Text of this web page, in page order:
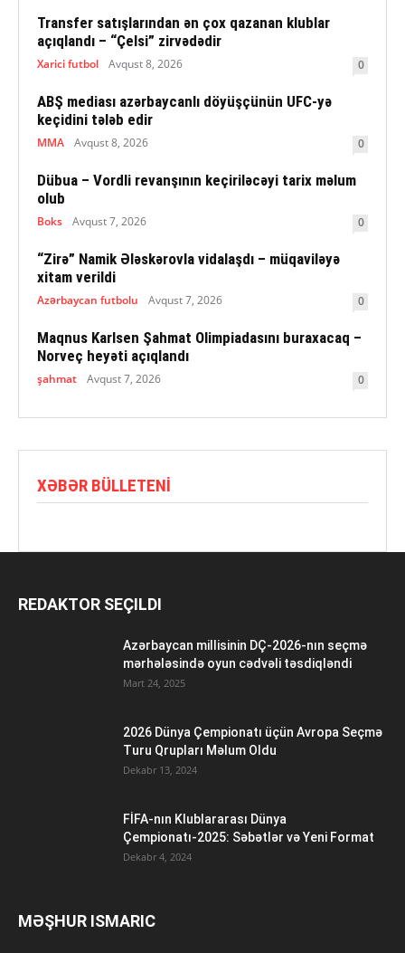
Transfer satışlarından ən çox qazanan klublar
açıqlandı – “Çelsi” zirvədədir
Xarici futbol Avqust 8, 2026 0
ABŞ mediası azərbaycanlı döyüşçünün UFC-yə
keçidini tələb edir
MMA Avqust 8, 2026 0
Dübua – Vordli revanşının keçiriləcəyi tarix məlum
olub
Boks Avqust 7, 2026 0
“Zirə” Namik Ələskərovla vidalaşdı – müqaviləyə
xitam verildi
Azərbaycan futbolu Avqust 7, 2026 0
Maqnus Karlsen Şahmat Olimpiadasını buraxacaq –
Norveç heyəti açıqlandı
şahmat Avqust 7, 2026 0
XƏBƏR BÜLLETENI
REDAKTOR SEÇILDI
Azərbaycan millisinin DÇ-2026-nın seçmə
mərhələsində oyun cədvəli təsdiqləndi
Mart 24, 2025
2026 Dünya Çempionatı üçün Avropa Seçmə
Turu Qrupları Məlum Oldu
Dekabr 13, 2024
FİFA-nın Klublararası Dünya
Çempionatı-2025: Səbətlər və Yeni Format
Dekabr 4, 2024
MƏŞHUR ISMARIC